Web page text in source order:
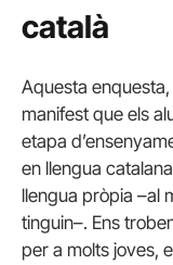
català
Aquesta
manifest que els
etapa
en llengua
llengua pròpia –al
tinguin–. Ens
per a molts joves,